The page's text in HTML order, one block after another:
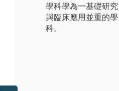
學科學為一基礎研究
與臨床應用並重的學
科。